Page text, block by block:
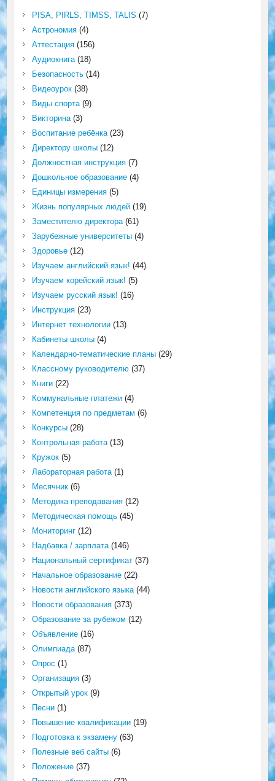
PISA, PIRLS, TIMSS, TALIS (7)
Астрономия(4)
Аттестация(156)
Аудиокнига(18)
Безопасность(14)
Видеоурок(38)
Виды спорта(9)
Викторина(3)
Воспитание ребёнка(23)
Директору школы(12)
Должностная инструкция(7)
Дошкольное образование(4)
Единицы измерения(5)
Жизнь популярных людей(19)
Заместителю директора(61)
Зарубежные университеты(4)
Здоровье(12)
Изучаем английский язык! (44)
Изучаем корейский язык! (5)
Изучаем русский язык! (16)
Инструкция(23)
Интернет технологии(13)
Кабинеты школы(4)
Календарно-тематические планы(29)
Классному руководителю(37)
Книги(22)
Коммунальные платежи(4)
Компетенция по предметам (6)
Конкурсы(28)
Контрольная работа(13)
Кружок(5)
Лабораторная работа(1)
Месячник(6)
Методика преподавания(12)
Методическая помощь(45)
Мониторинг(12)
Надбавка / зарплата(146)
Национальный сертификат(37)
Начальное образование(22)
Новости английского языка(44)
Новости образования(373)
Образование за рубежом (12)
Объявление(16)
Олимпиада(87)
Опрос (1)
Организация(3)
Открытый урок(9)
Песни(1)
Повышение квалификации(19)
Подготовка к экзамену(63)
Полезные веб сайты(6)
Положение(37)